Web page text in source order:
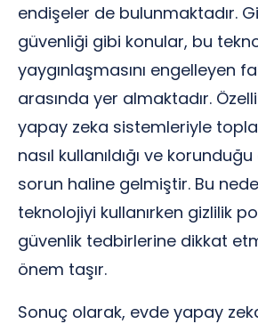
endişeler de bulunmaktadır.
güvenliği gibi konular, bu
yaygınlaşmasını engelleyen
arasında yer almaktadır.
yapay zeka sistemleriyle
nasıl kullanıldığı ve
sorun haline gelmiştir. Bu
teknolojiyi kullanırken gizlilik
güvenlik tedbirlerine dikkat
önem taşır.
Sonuç olarak, evde yapay